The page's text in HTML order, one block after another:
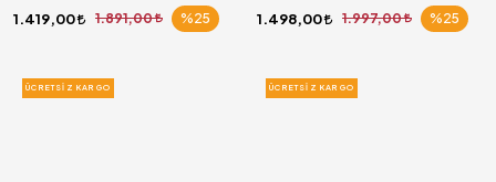
1.419,00 1.891,00 %25 1.498,00 1.997,00 %25
ÜCRETSIZ KARGO ÜCRETSIZ KARGO